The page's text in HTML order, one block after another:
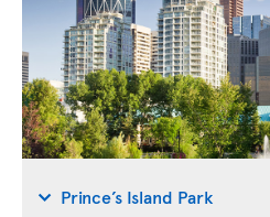
Prince’s Island Park